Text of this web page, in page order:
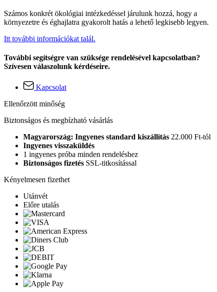
Számos konkrét ökológiai intézkedéssel járulunk hozzá, hogy a
környezetre és éghajlatra gyakorolt hatás a lehető legkisebb legyen.
Itt további információkat talál.
További segítségre van szüksége rendelésével kapcsolatban?
Szívesen válaszolunk kérdéseire.
Kapcsolat
Ellenőrzött minőség
Biztonságos és megbízható vásárlás
Magyarország: Ingyenes standard kiszállítás 22.000 Ft-tól
Ingyenes visszaküldés
1 ingyenes próba minden rendeléshez
Biztonságos fizetés SSL-titkosítással
Kényelmesen fizethet
Utánvét
Előre utalás